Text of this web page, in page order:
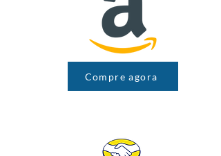
Compre agora